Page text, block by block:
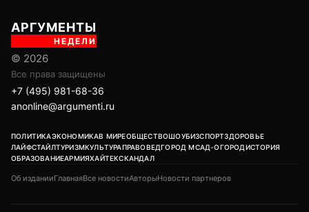
АРГУМЕНТЫ
НЕДЕЛИ
© 2026
Все права защищены
+7 (495) 981-68-36
anonline@argumenti.ru
ПОЛИТИКАЭКОНОМИКАВ МИРЕОБЩЕСТВОШОУБИЗСПОРТЗДОРОВЬЕ
ЛАЙФСТАЙЛТУРИЗМКУЛЬТУРАПРАВОВЕДГОРОД МСАД-ОГОРОДИСТОРИЯ
ОБРАЗОВАНИЕАРМИЯХАЙТЕКСКАНДАЛ
Об изданииГлавнаяВсе новостиАвторыНовости партнеров